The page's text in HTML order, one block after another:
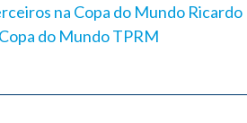
na Copa do Mundo Ricardo
do MundoTPRM